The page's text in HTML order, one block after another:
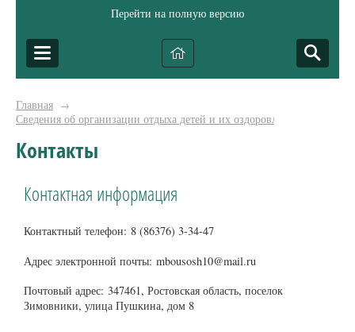
Перейти на полную версию
Главная →
Сведения об организации отдыха детей и их оздоровления
Контакты
Контактная информация
Контактный телефон: 8 (86376) 3-34-47
Адрес электронной почты: mbousosh10@mail.ru
Почтовый адрес: 347461, Ростовская область, поселок
Зимовники, улица Пушкина, дом 8